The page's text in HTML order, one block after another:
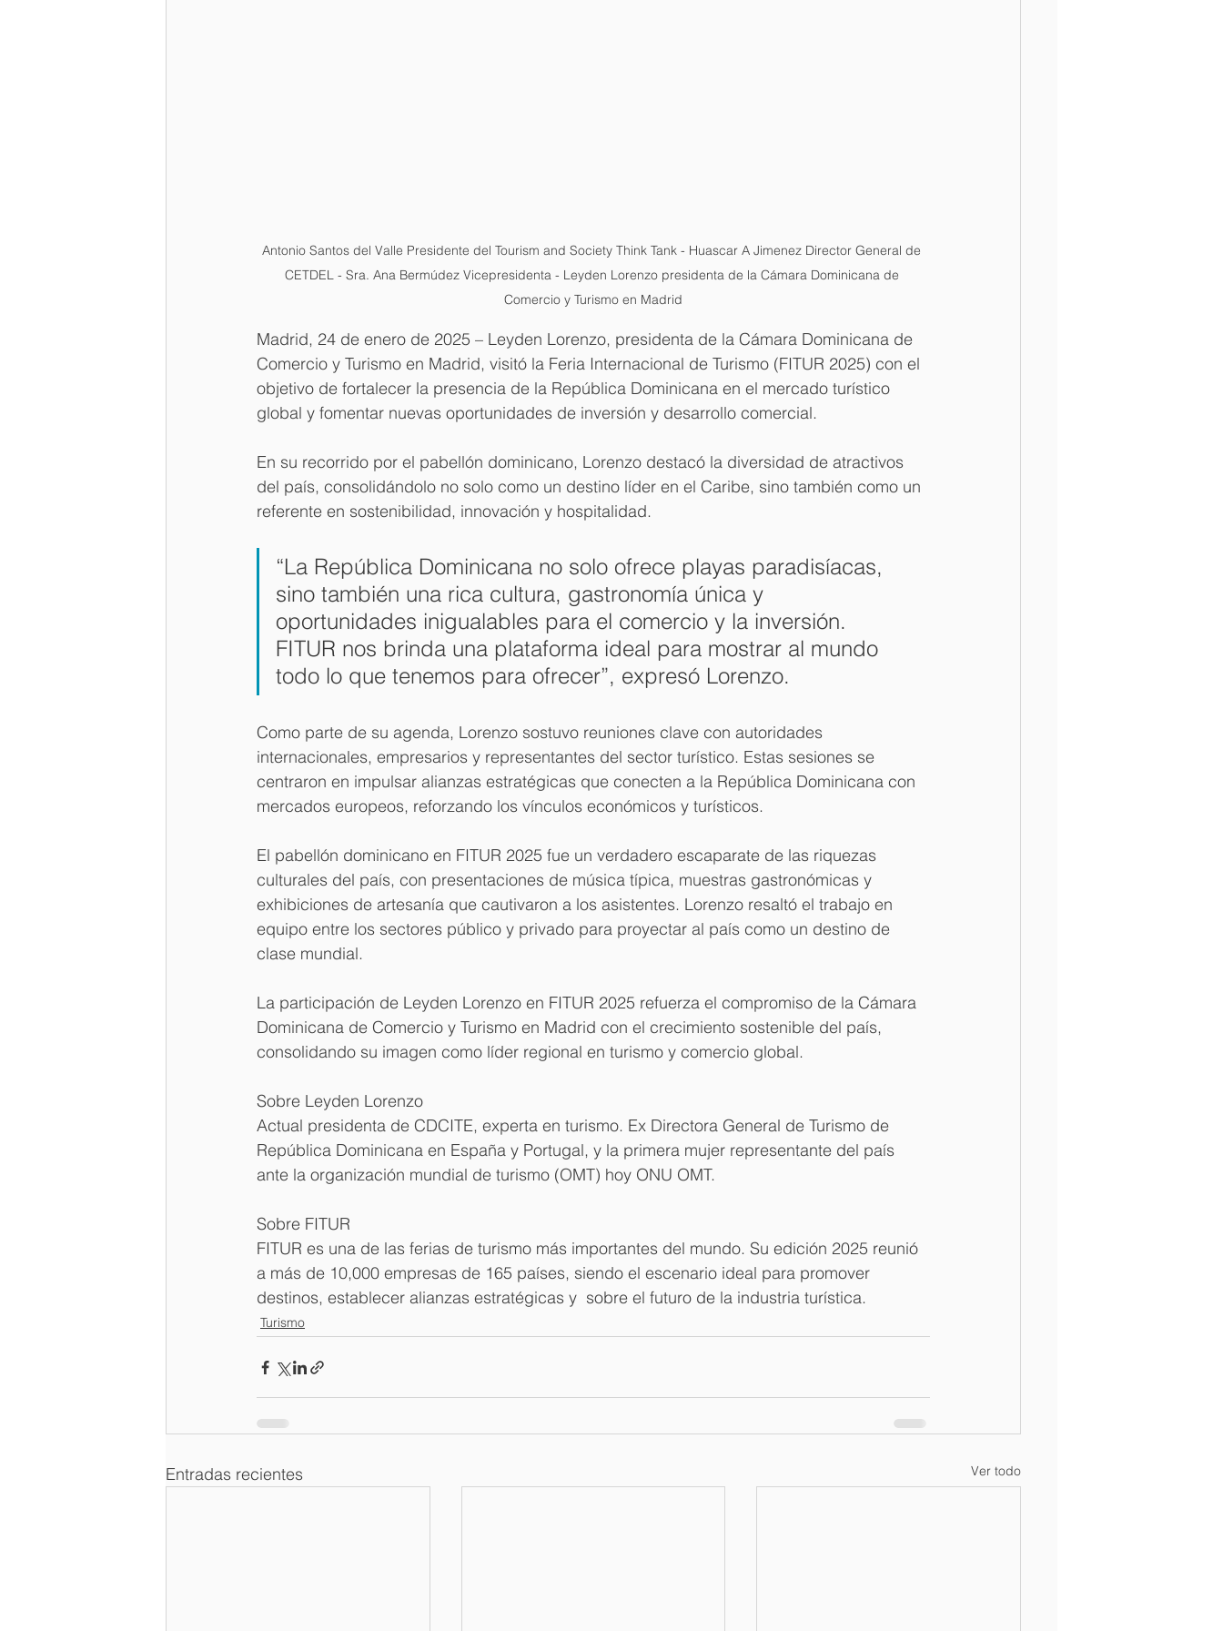
Antonio Santos del Valle Presidente del Tourism and Society Think Tank - Huascar A Jimenez Director General de
CETDEL - Sra. Ana Bermúdez Vicepresidenta - Leyden Lorenzo presidenta de la Cámara Dominicana de
Comercio y Turismo en Madrid
Madrid, 24 de enero de 2025 – Leyden Lorenzo, presidenta de la Cámara Dominicana de
Comercio y Turismo en Madrid, visitó la Feria Internacional de Turismo (FITUR 2025) con el
objetivo de fortalecer la presencia de la República Dominicana en el mercado turístico
global y fomentar nuevas oportunidades de inversión y desarrollo comercial.
En su recorrido por el pabellón dominicano, Lorenzo destacó la diversidad de atractivos
del país, consolidándolo no solo como un destino líder en el Caribe, sino también como un
referente en sostenibilidad, innovación y hospitalidad.
“La República Dominicana no solo ofrece playas paradisíacas,
sino también una rica cultura, gastronomía única y
oportunidades inigualables para el comercio y la inversión.
FITUR nos brinda una plataforma ideal para mostrar al mundo
todo lo que tenemos para ofrecer”, expresó Lorenzo.
Como parte de su agenda, Lorenzo sostuvo reuniones clave con autoridades
internacionales, empresarios y representantes del sector turístico. Estas sesiones se
centraron en impulsar alianzas estratégicas que conecten a la República Dominicana con
mercados europeos, reforzando los vínculos económicos y turísticos.
El pabellón dominicano en FITUR 2025 fue un verdadero escaparate de las riquezas
culturales del país, con presentaciones de música típica, muestras gastronómicas y
exhibiciones de artesanía que cautivaron a los asistentes. Lorenzo resaltó el trabajo en
equipo entre los sectores público y privado para proyectar al país como un destino de
clase mundial.
La participación de Leyden Lorenzo en FITUR 2025 refuerza el compromiso de la Cámara
Dominicana de Comercio y Turismo en Madrid con el crecimiento sostenible del país,
consolidando su imagen como líder regional en turismo y comercio global.
Sobre Leyden Lorenzo
Actual presidenta de CDCITE, experta en turismo. Ex Directora General de Turismo de
República Dominicana en España y Portugal, y la primera mujer representante del país
ante la organización mundial de turismo (OMT) hoy ONU OMT.
Sobre FITUR
FITUR es una de las ferias de turismo más importantes del mundo. Su edición 2025 reunió
a más de 10,000 empresas de 165 países, siendo el escenario ideal para promover
destinos, establecer alianzas estratégicas y  sobre el futuro de la industria turística.
Turismo
Entradas recientes Ver todo